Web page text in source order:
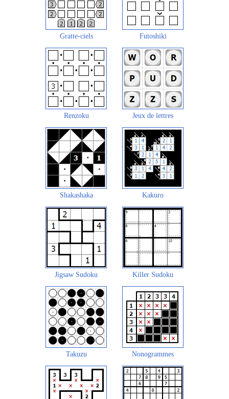
Gratte-ciels Futoshiki
Renzoku Jeux de lettres
Shakashaka Kakuro
Jigsaw Sudoku Killer Sudoku
Takuzu Nonogrammes